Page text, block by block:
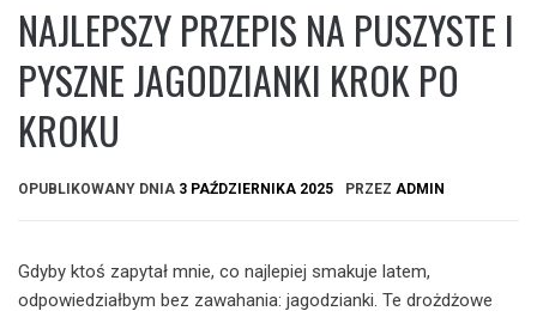
NAJLEPSZY PRZEPIS NA PUSZYSTE I
PYSZNE JAGODZIANKI KROK PO
KROKU
OPUBLIKOWANY DNIA 3 PAŹDZIERNIKA 2025 PRZEZ ADMIN
Gdyby ktoś zapytał mnie, co najlepiej smakuje latem,
odpowiedziałbym bez zawahania: jagodzianki. Te drożdżowe